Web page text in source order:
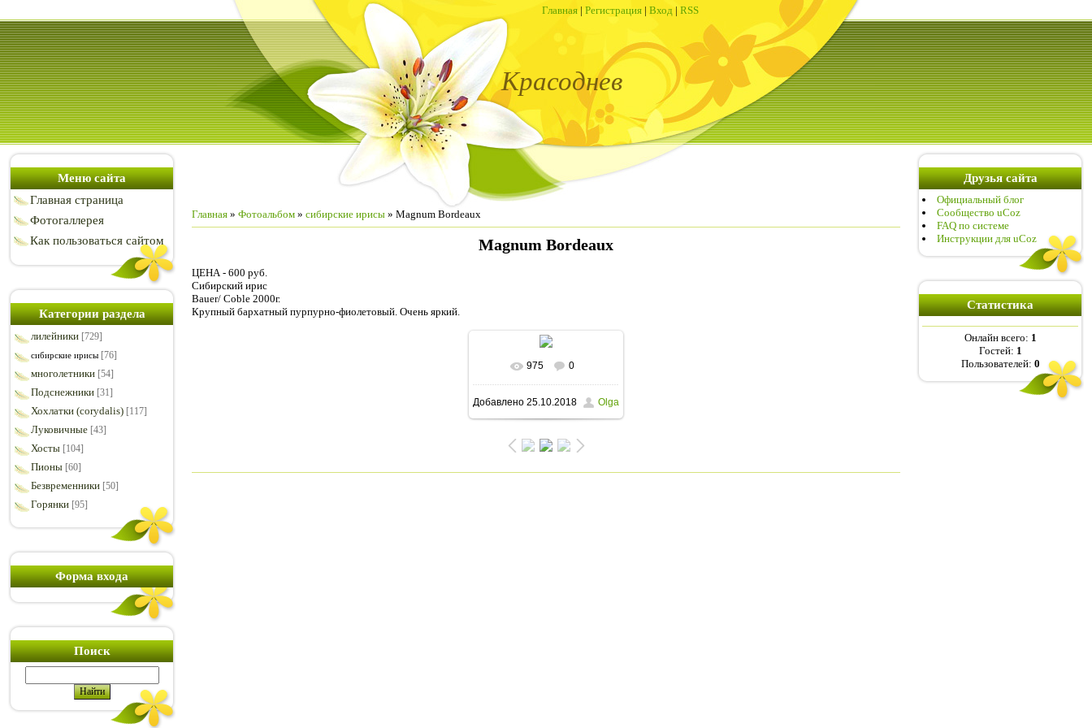
Главная | Регистрация | Вход | RSS
Красоднев
Меню сайта
Главная страница
Фотогаллерея
Как пользоваться сайтом
Категории раздела
лилейники [729]
сибирские ирисы [76]
многолетники [54]
Подснежники [31]
Хохлатки (corydalis) [117]
Луковичные [43]
Хосты [104]
Пионы [60]
Безвременники [50]
Горянки [95]
Форма входа
Поиск
Главная » Фотоальбом » сибирские ирисы » Magnum Bordeaux
Magnum Bordeaux
ЦЕНА - 600 руб.
Сибирский ирис
Bauer/ Coble 2000г.
Крупный бархатный пурпурно-фиолетовый. Очень яркий.
В реальном размере
1200x741/ 300.8Kb
975 0
Добавлено 25.10.2018 Olga
Друзья сайта
Официальный блог
Сообщество uCoz
FAQ по системе
Инструкции для uCoz
Статистика
Онлайн всего: 1
Гостей: 1
Пользователей: 0